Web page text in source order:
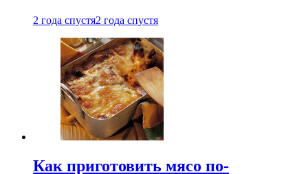
2 года спустя2 года спустя
Как приготовить мясо по-